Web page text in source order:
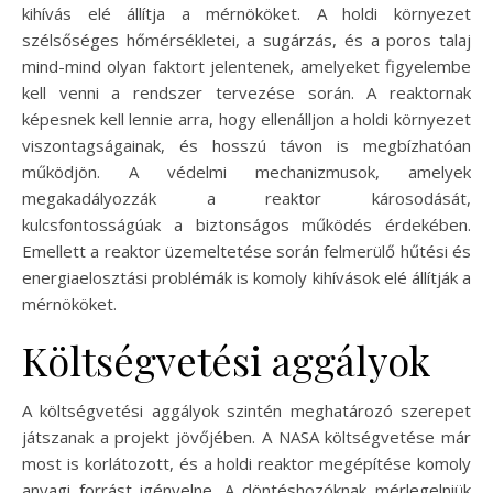
kihívás elé állítja a mérnököket. A holdi környezet
szélsőséges hőmérsékletei, a sugárzás, és a poros talaj
mind-mind olyan faktort jelentenek, amelyeket figyelembe
kell venni a rendszer tervezése során. A reaktornak
képesnek kell lennie arra, hogy ellenálljon a holdi környezet
viszontagságainak, és hosszú távon is megbízhatóan
működjön. A védelmi mechanizmusok, amelyek
megakadályozzák a reaktor károsodását,
kulcsfontosságúak a biztonságos működés érdekében.
Emellett a reaktor üzemeltetése során felmerülő hűtési és
energiaelosztási problémák is komoly kihívások elé állítják a
mérnököket.
Költségvetési aggályok
A költségvetési aggályok szintén meghatározó szerepet
játszanak a projekt jövőjében. A NASA költségvetése már
most is korlátozott, és a holdi reaktor megépítése komoly